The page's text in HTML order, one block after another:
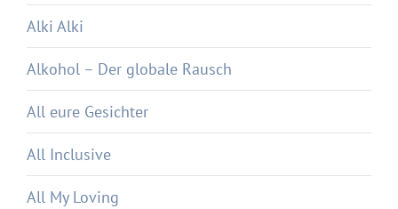
Alki Alki
Alkohol – Der globale Rausch
All eure Gesichter
All Inclusive
All My Loving